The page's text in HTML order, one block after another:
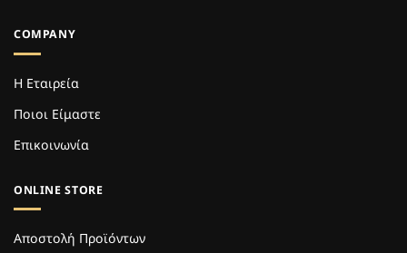
COMPANY
Η Εταιρεία
Ποιοι Είμαστε
Επικοινωνία
ONLINE STORE
Αποστολή Προϊόντων